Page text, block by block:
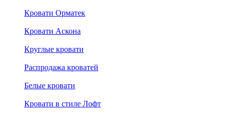
Кровати Орматек
Кровати Аскона
Круглые кровати
Распродажа кроватей
Белые кровати
Кровати в стиле Лофт